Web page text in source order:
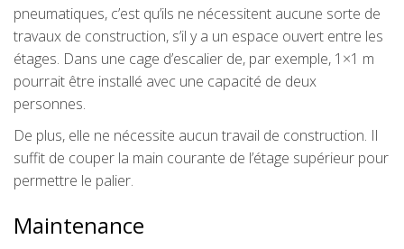
pneumatiques, c’est qu’ils ne nécessitent aucune sorte de
travaux de construction, s’il y a un espace ouvert entre les
étages. Dans une cage d’escalier de, par exemple, 1×1 m
pourrait être installé avec une capacité de deux
personnes.
De plus, elle ne nécessite aucun travail de construction. Il
suffit de couper la main courante de l’étage supérieur pour
permettre le palier.
Maintenance